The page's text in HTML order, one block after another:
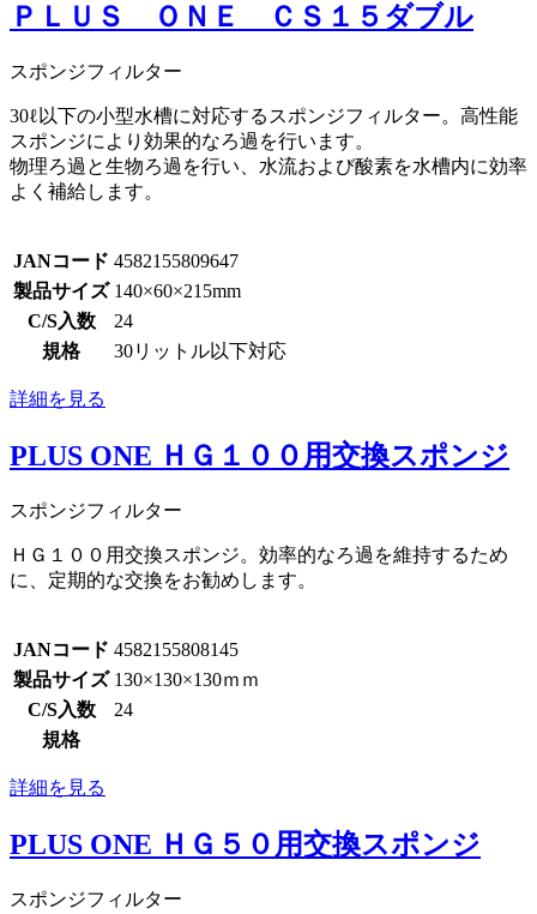
ＰＬＵＳ ＯＮＥ ＣＳ１５ダブル
スポンジフィルター
30ℓ以下の小型水槽に対応するスポンジフィルター。高性能
スポンジにより効果的なろ過を行います。
物理ろ過と生物ろ過を行い、水流および酸素を水槽内に効率
よく補給します。
JANコード 4582155809647
製品サイズ 140×60×215mm
C/S入数
24
規格
30リットル以下対応
詳細を見る
PLUS ONE ＨＧ１００用交換スポンジ
スポンジフィルター
ＨＧ１００用交換スポンジ。効率的なろ過を維持するため
に、定期的な交換をお勧めします。
JANコード 4582155808145
製品サイズ 130×130×130ｍｍ
C/S入数
24
規格
詳細を見る
PLUS ONE ＨＧ５０用交換スポンジ
スポンジフィルター